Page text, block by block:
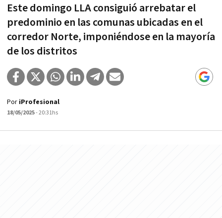
Este domingo LLA consiguió arrebatar el
predominio en las comunas ubicadas en el
corredor Norte, imponiéndose en la mayoría
de los distritos
Por iProfesional
18/05/2025- 20:31hs